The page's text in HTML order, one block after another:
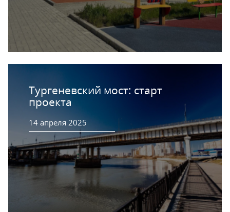
Тургеневский мост: старт
проекта
14 апреля 2025